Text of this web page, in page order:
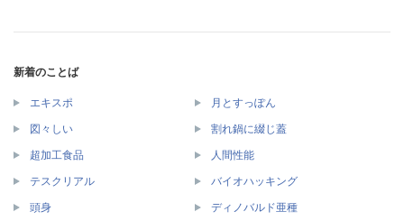
新着のことば
エキスポ 月とすっぽん
図々しい 割れ鍋に綴じ蓋
超加工食品 人間性能
テスクリアル バイオハッキング
頭身 ディノバルド亜種